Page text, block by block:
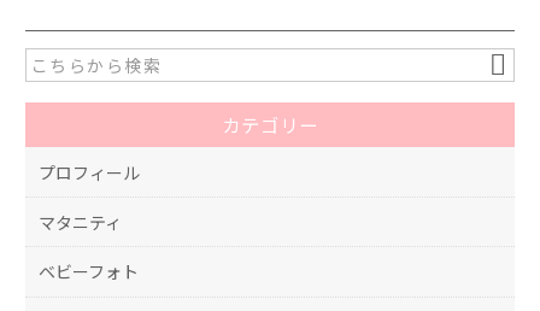
e
b
o
o
k
er
カテゴリー
プロフィール
マタニティ
ベビーフォト